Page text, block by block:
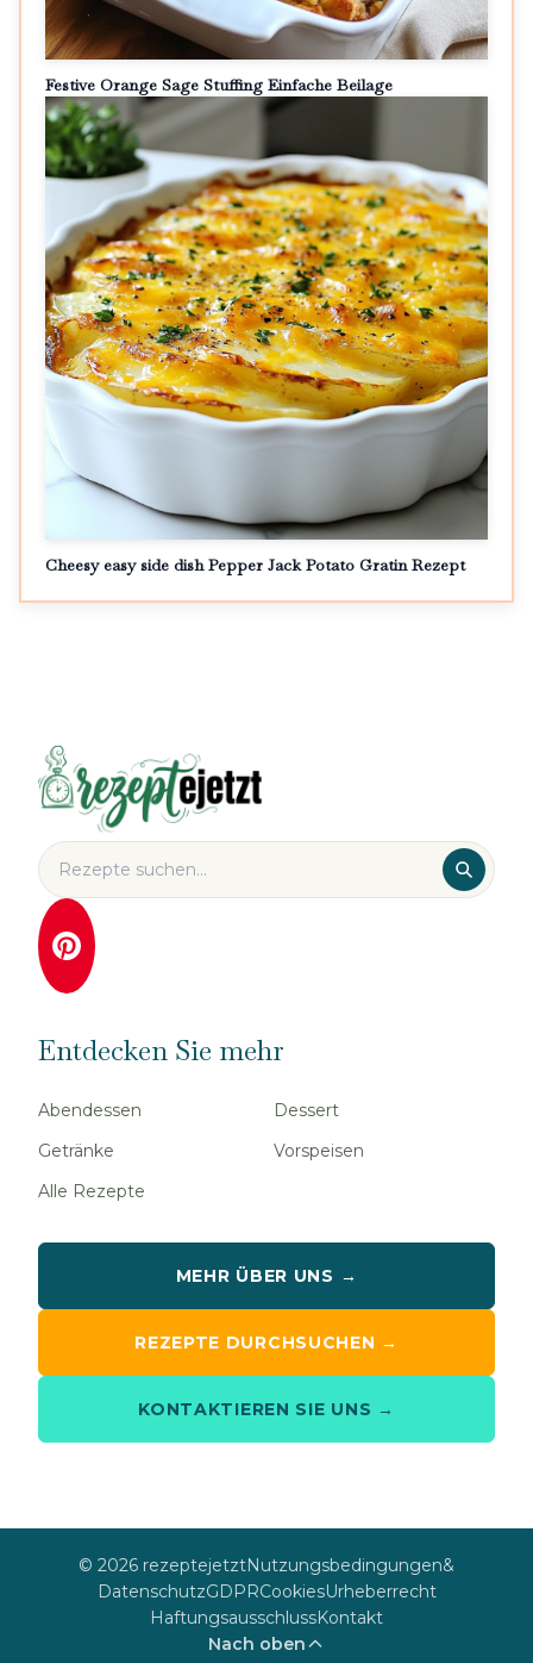
Festive Orange Sage Stuffing Einfache Beilage
Cheesy easy side dish Pepper Jack Potato Gratin Rezept
Entdecken Sie mehr
Abendessen
Dessert
Getränke
Vorspeisen
Alle Rezepte
MEHR ÜBER UNS →
REZEPTE DURCHSUCHEN →
KONTAKTIEREN SIE UNS →
© 2026 rezeptejetztNutzungsbedingungen&
DatenschutzGDPRCookiesUrheberrecht
HaftungsausschlussKontakt
Nach oben